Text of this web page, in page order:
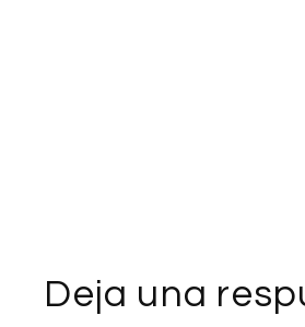
Deja una